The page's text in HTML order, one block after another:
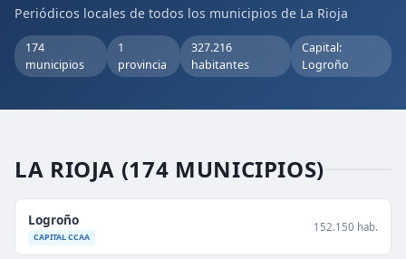
Periódicos locales de todos los municipios de La Rioja
174
municipios
1
provincia
327.216
habitantes
Capital:
Logroño
LA RIOJA (174 MUNICIPIOS)
Logroño
CAPITAL CCAA
152.150 hab.